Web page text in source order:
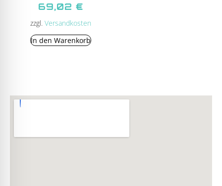
69,02 €
zzgl. Versandkosten
In den Warenkorb